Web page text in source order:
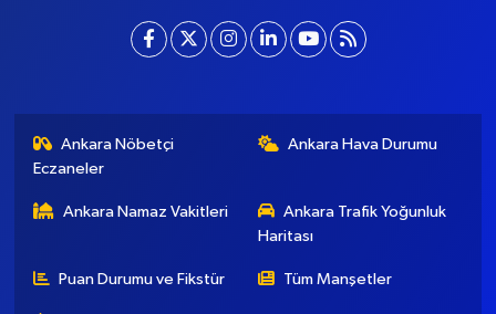
Ankara Nöbetçi
Eczaneler
Ankara Hava Durumu
Ankara Namaz Vakitleri
Ankara Trafik Yoğunluk
Haritası
Puan Durumu ve Fikstür Tüm Manşetler